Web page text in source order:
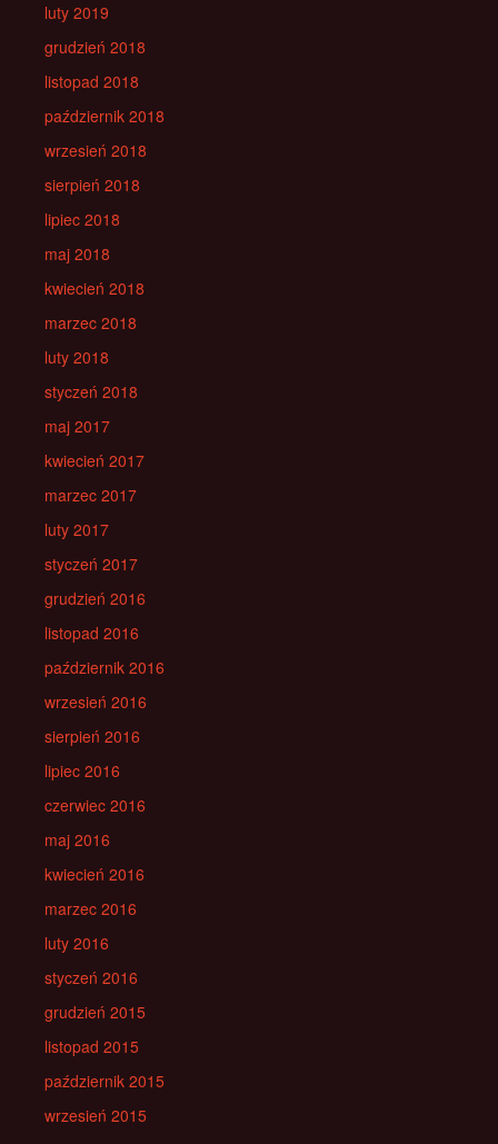
luty 2019
grudzień 2018
listopad 2018
październik 2018
wrzesień 2018
sierpień 2018
lipiec 2018
maj 2018
kwiecień 2018
marzec 2018
luty 2018
styczeń 2018
maj 2017
kwiecień 2017
marzec 2017
luty 2017
styczeń 2017
grudzień 2016
listopad 2016
październik 2016
wrzesień 2016
sierpień 2016
lipiec 2016
czerwiec 2016
maj 2016
kwiecień 2016
marzec 2016
luty 2016
styczeń 2016
grudzień 2015
listopad 2015
październik 2015
wrzesień 2015